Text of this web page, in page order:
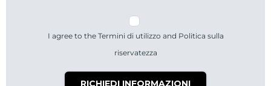
I agree to the Termini di utilizzo and Politica sulla
riservatezza
RICHIEDI INFORMAZIONI